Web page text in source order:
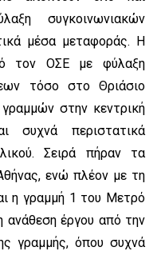
συγκοινωνιακών
μέσα μεταφοράς. Η
τον ΟΣΕ με φύλαξη
τόσο στο Θριάσιο
στην κεντρική
συχνά περιστατικά
Σειρά πήραν τα
ενώ πλέον με τη
η γραμμή 1 του Μετρό
έργου από την
γραμμής, όπου συχνά